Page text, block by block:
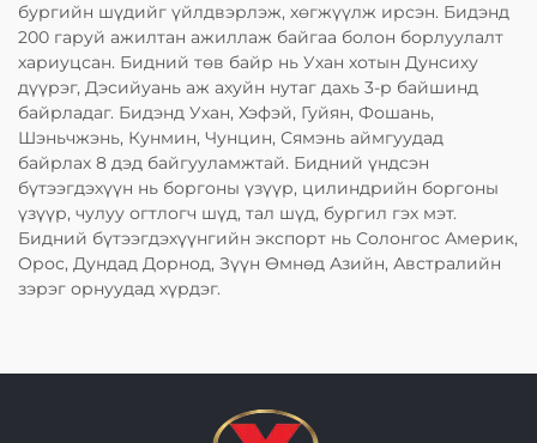
бургийн шүдийг үйлдвэрлэж, хөгжүүлж ирсэн. Бидэнд
200 гаруй ажилтан ажиллаж байгаа болон борлуулалт
хариуцсан. Бидний төв байр нь Ухан хотын Дунсиху
дүүрэг, Дэсийуань аж ахуйн нутаг дахь 3-р байшинд
байрладаг. Бидэнд Ухан, Хэфэй, Гуйян, Фошань,
Шэньчжэнь, Кунмин, Чунцин, Сямэнь аймгуудад
байрлах 8 дэд байгууламжтай. Бидний үндсэн
бүтээгдэхүүн нь боргоны үзүүр, цилиндрийн боргоны
үзүүр, чулуу огтлогч шүд, тал шүд, бургил гэх мэт.
Бидний бүтээгдэхүүнгийн экспорт нь Солонгос Америк,
Орос, Дундад Дорнод, Зүүн Өмнөд Азийн, Австралийн
зэрэг орнуудад хүрдэг.